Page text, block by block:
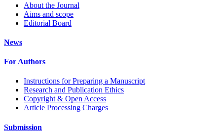
About the Journal
Aims and scope
Editorial Board
News
For Authors
Instructions for Preparing a Manuscript
Research and Publication Ethics
Copyright & Open Access
Article Processing Charges
Submission